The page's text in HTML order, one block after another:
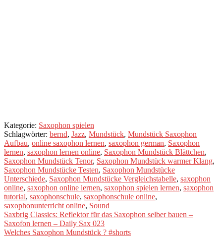
Kategorie: Saxophon spielen
Schlagwörter: bernd, Jazz, Mundstück, Mundstück Saxophon
Aufbau, online saxophon lernen, saxophon german, Saxophon
lernen, saxophon lernen online, Saxophon Mundstück Blättchen,
Saxophon Mundstück Tenor, Saxophon Mundstück warmer Klang,
Saxophon Mundstücke Testen, Saxophon Mundstücke
Unterschiede, Saxophon Mundstücke Vergleichstabelle, saxophon
online, saxophon online lernen, saxophon spielen lernen, saxophon
tutorial, saxophonschule, saxophonschule online,
saxophonunterricht online, Sound
Beitragsnavigation
Vorheriger
Beitrag:
Saxbrig Classics: Reflektor für das Saxophon selber bauen –
Saxofon lernen – Daily Sax 023
Nächster
Welches Saxophon Mundstück ? #shorts